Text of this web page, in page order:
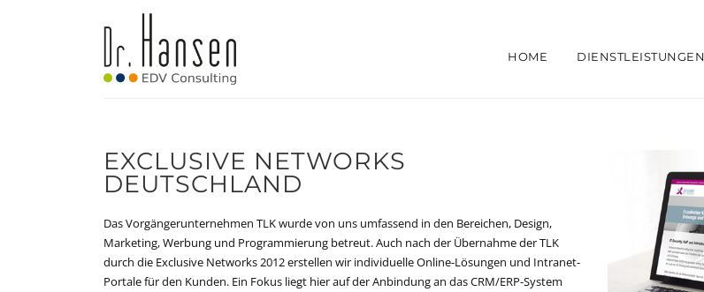
HOME DIENSTLEISTUNGEN
EXCLUSIVE NETWORKS
DEUTSCHLAND
Das Vorgängerunternehmen TLK wurde von uns umfassend in den Bereichen, Design,
Marketing, Werbung und Programmierung betreut. Auch nach der Übernahme der TLK
durch die Exclusive Networks 2012 erstellen wir individuelle Online-Lösungen und Intranet-
Portale für den Kunden. Ein Fokus liegt hier auf der Anbindung an das CRM/ERP-System